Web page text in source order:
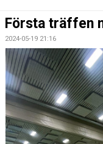
KONTAKT
Första träffen
2024-05-19 21:16